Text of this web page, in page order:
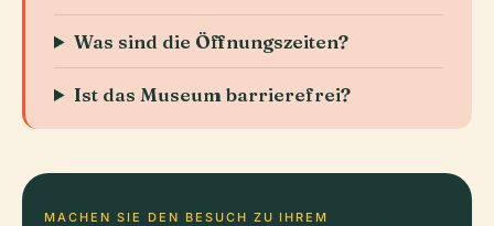
Was sind die Öffnungszeiten?
Ist das Museum barrierefrei?
MACHEN SIE DEN BESUCH ZU IHREM